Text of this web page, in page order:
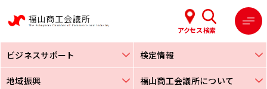
アクセス検索
ビジネスサポート 検定情報
地域振興 福山商工会議所について